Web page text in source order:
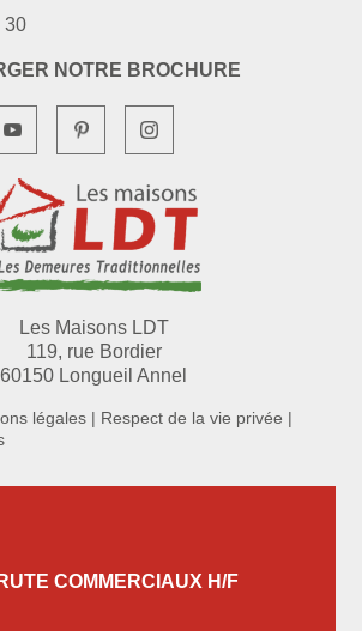
30
NOTRE BROCHURE
Les Maisons LDT
119, rue Bordier
60150 Longueil Annel
légales | Respect de la vie privée |
COMMERCIAUX H/F